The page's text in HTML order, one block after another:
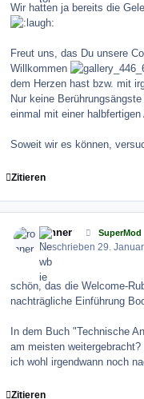
Wir hatten ja bereits die
Freut uns, das Du unsere
Willkommen
dem Herzen hast bzw. mit
Nur keine
einmal mit einer
Soweit wir es können,
Zitieren
ronner SuperMod
Geschrieben29.
schön, das die Welcome-
nachträgliche Einführung
In dem Buch "Technische
am meisten
ich wohl irgendwann noch
Zitieren